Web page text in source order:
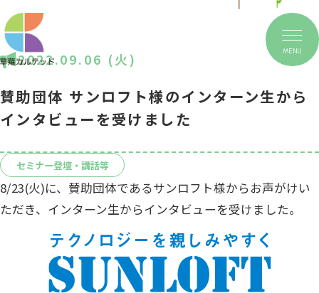
MENU
2022.09.06 (火)
賛助団体 サンロフト様のインターン生から
インタビューを受けました
セミナー登壇・講話等
8/23(火)に、賛助団体であるサンロフト様からお声がけい
ただき、インターン生からインタビューを受けました。